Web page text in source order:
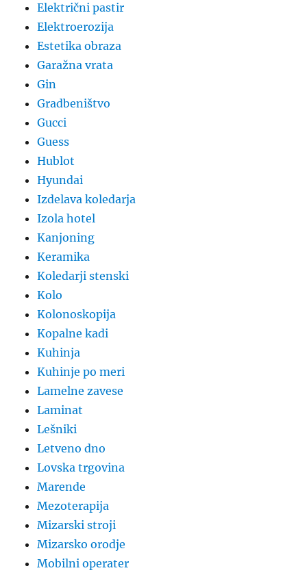
Električni pastir
Elektroerozija
Estetika obraza
Garažna vrata
Gin
Gradbeništvo
Gucci
Guess
Hublot
Hyundai
Izdelava koledarja
Izola hotel
Kanjoning
Keramika
Koledarji stenski
Kolo
Kolonoskopija
Kopalne kadi
Kuhinja
Kuhinje po meri
Lamelne zavese
Laminat
Lešniki
Letveno dno
Lovska trgovina
Marende
Mezoterapija
Mizarski stroji
Mizarsko orodje
Mobilni operater